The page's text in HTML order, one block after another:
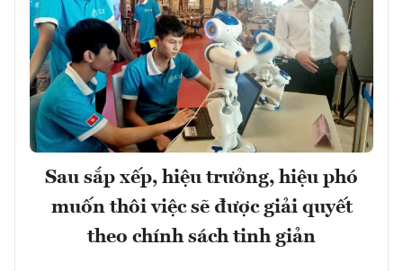
Sau sắp xếp, hiệu trưởng, hiệu phó
muốn thôi việc sẽ được giải quyết
theo chính sách tinh giản